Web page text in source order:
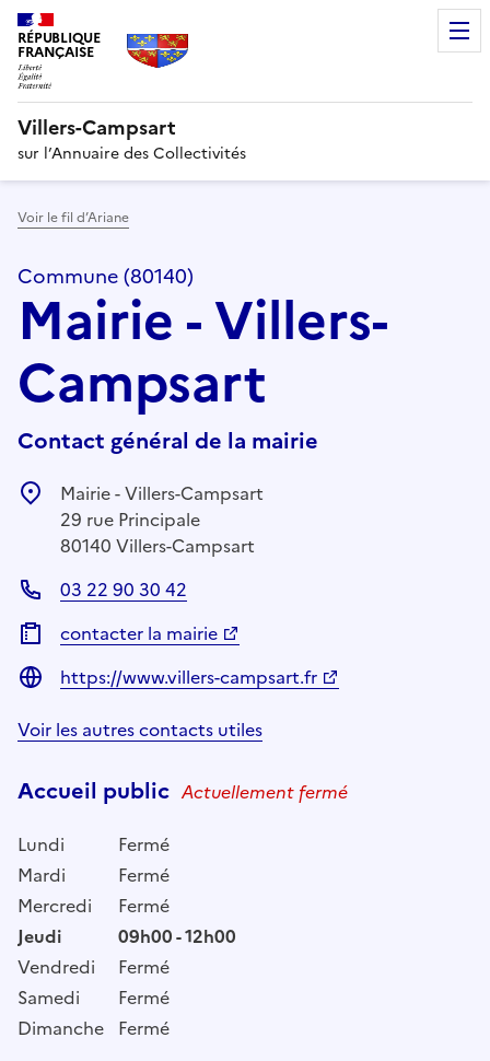
RÉPUBLIQUE
FRANÇAISE
Villers-Campsart
sur l’Annuaire des Collectivités
Voir le fil d’Ariane
Commune (80140)
Mairie - Villers-
Campsart
Contact général de la mairie
Mairie - Villers-Campsart
29 rue Principale
80140 Villers-Campsart
03 22 90 30 42
contacter la mairie
https://www.villers-campsart.fr
Voir les autres contacts utiles
Accueil public Actuellement fermé
Lundi
Fermé
Mardi
Fermé
Mercredi
Fermé
Jeudi
09h00 - 12h00
Vendredi
Fermé
Samedi
Fermé
Dimanche Fermé